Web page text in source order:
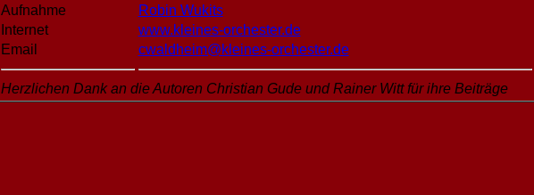
Aufnahme
Robin Wukits
Internet
www.kleines-orchester.de
Email
cwaldheim@kleines-orchester.de
Herzlichen Dank an die Autoren Christian Gude und Rainer Witt für ihre Beiträge